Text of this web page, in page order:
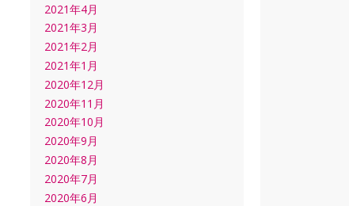
2021年4月
2021年3月
2021年2月
2021年1月
2020年12月
2020年11月
2020年10月
2020年9月
2020年8月
2020年7月
2020年6月